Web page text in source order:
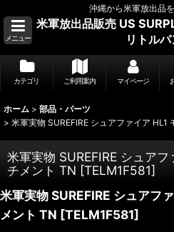
沖縄から米軍放出品
メニュー
米軍放出品販売 US
リトル
カテゴリ ご利用案内 マイページ
ホーム > 部品・パーツ
> 米軍実物 SUREFIRE シュアファイア HL1
米軍実物 SUREFIRE シュア
チメント TN [TELM1F581]
米軍実物 SUREFIRE シュアフ
メント TN [TELM1F581]